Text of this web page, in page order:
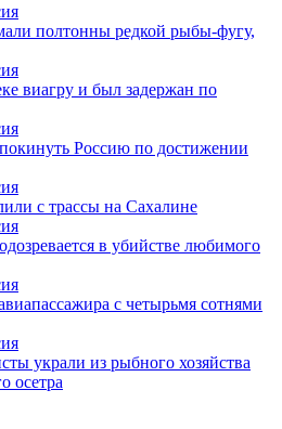
полтонны редкой рыбы-фугу,
виагру и был задержан по
Россию по достижении
с трассы на Сахалине
в убийстве любимого
с четырьмя сотнями
украли из рыбного хозяйства
осетра